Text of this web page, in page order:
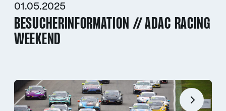
01.05.2025
BESUCHERINFORMATION // ADAC RACING
WEEKEND